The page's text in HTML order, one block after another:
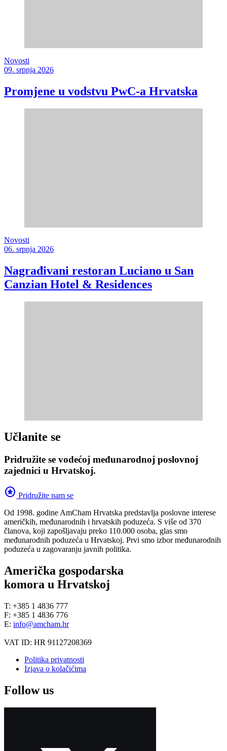
Novosti
09. srpnja 2026
Promjene u vodstvu PwC-a Hrvatska
Novosti
06. srpnja 2026
Nagrađivani restoran Luciano u San
Canzian Hotel & Residences
Učlanite se
Pridružite se vodećoj međunarodnoj poslovnoj
zajednici u Hrvatskoj.
stars Pridružite nam se
Od 1998. godine AmCham Hrvatska predstavlja poslovne interese
američkih, međunarodnih i hrvatskih poduzeća. S više od 370
članova, koji zapošljavaju preko 110.000 osoba, glas smo
međunarodnih poduzeća u Hrvatskoj. Prvi smo izbor međunarodnih
poduzeća u zagovaranju javnih politika.
Američka gospodarska
komora u Hrvatskoj
T: +385 1 4836 777
F: +385 1 4836 776
E: info@amcham.hr
VAT ID: HR 91127208369
Politika privatnosti
Izjava o kolačićima
Follow us